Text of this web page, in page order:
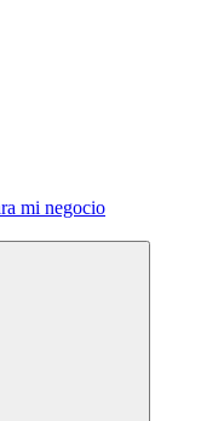
mi negocio